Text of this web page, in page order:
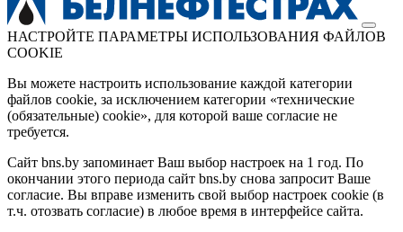
НАСТРОЙТЕ ПАРАМЕТРЫ ИСПОЛЬЗОВАНИЯ ФАЙЛОВ
COOKIE
Вы можете настроить использование каждой категории
файлов cookie, за исключением категории «технические
(обязательные) cookie», для которой ваше согласие не
требуется.
Сайт bns.by запоминает Ваш выбор настроек на 1 год. По
окончании этого периода сайт bns.by снова запросит Ваше
согласие. Вы вправе изменить свой выбор настроек cookie (в
т.ч. отозвать согласие) в любое время в интерфейсе сайта.